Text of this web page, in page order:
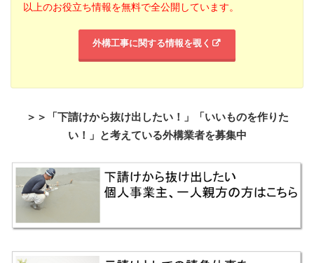
以上のお役立ち情報を無料で全公開しています。
外構工事に関する情報を覗く
＞＞「下請けから抜け出したい！」「いいものを作りた
い！」と考えている外構業者を募集中